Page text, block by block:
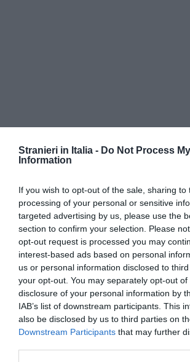
Stranieri in Italia - Do Not Process
Information
If you wish to opt-out of the sale, sharing to
processing of your personal or sensitive
targeted advertising by us, please use the
section to confirm your selection. Please
opt-out request is processed you may
interest-based ads based on personal
us or personal information disclosed to
your opt-out. You may separately opt-out
disclosure of your personal information by
IAB’s list of downstream participants. This
also be disclosed by us to third parties on
Downstream Participants that may further
Un ulteriore indicatore di
rappresentato dalla presenza
produttive italiane. Tra il 2019 e il
delle imprese manifatturiere
acquistato beni o servizi da
per un valore superiore ai 3
quota ancora contenuta ma